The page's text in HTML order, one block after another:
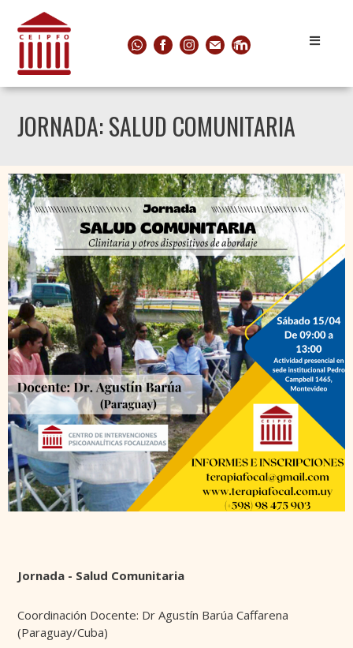
JORNADA: SALUD COMUNITARIA
Jornada - Salud Comunitaria
Coordinación Docente: Dr Agustín Barúa Caffarena
(Paraguay/Cuba)